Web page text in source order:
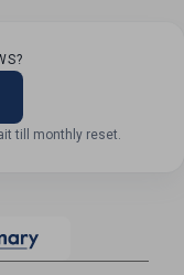
till monthly reset.